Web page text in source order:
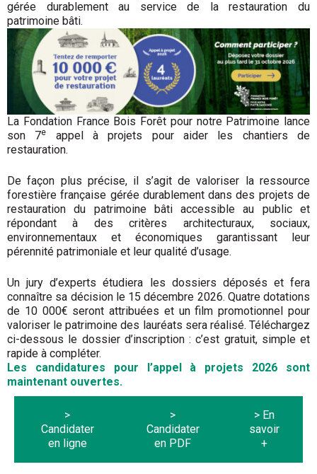
gérée durablement au service de la restauration du
patrimoine bâti.
La Fondation France Bois Forêt pour notre Patrimoine lance
son 7e
appel à projets pour aider les chantiers de
restauration.
De façon plus précise, il s’agit de valoriser la ressource
forestière française gérée durablement dans des projets de
restauration du patrimoine bâti accessible au public et
répondant à des critères architecturaux, sociaux,
environnementaux et économiques garantissant leur
pérennité patrimoniale et leur qualité d’usage.
Un jury d’experts étudiera les dossiers déposés et fera
connaître sa décision le 15 décembre 2026. Quatre dotations
de 10 000€ seront attribuées et un film promotionnel pour
valoriser le patrimoine des lauréats sera réalisé. Téléchargez
ci-dessous le dossier d’inscription : c’est gratuit, simple et
rapide à compléter.
Les candidatures pour l’appel à projets 2026 sont
maintenant ouvertes.
>
Candidater
en ligne
>
Candidater
en PDF
> En
savoir
+